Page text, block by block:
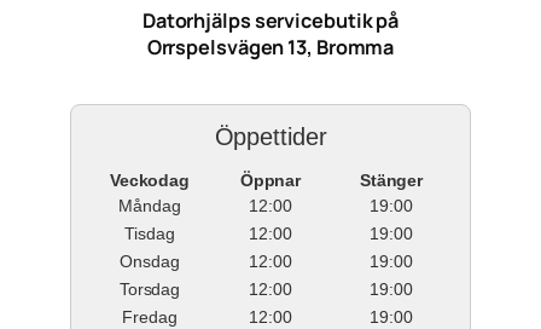
Datorhjälps servicebutik på
Orrspelsvägen 13, Bromma
Öppettider
Veckodag Öppnar
Stänger
Måndag
12:00
19:00
Tisdag
12:00
19:00
Onsdag
12:00
19:00
Torsdag
12:00
19:00
Fredag
12:00
19:00